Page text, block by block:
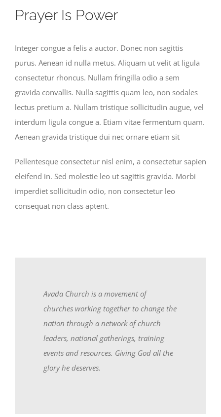
Prayer Is Power
Integer congue a felis a auctor. Donec non sagittis
purus. Aenean id nulla metus. Aliquam ut velit at ligula
consectetur rhoncus. Nullam fringilla odio a sem
gravida convallis. Nulla sagittis quam leo, non sodales
lectus pretium a. Nullam tristique sollicitudin augue, vel
interdum ligula congue a. Etiam vitae fermentum quam.
Aenean gravida tristique dui nec ornare etiam sit
Pellentesque consectetur nisl enim, a consectetur sapien
eleifend in. Sed molestie leo ut sagittis gravida. Morbi
imperdiet sollicitudin odio, non consectetur leo
consequat non class aptent.
Avada Church is a movement of
churches working together to change the
nation through a network of church
leaders, national gatherings, training
events and resources. Giving God all the
glory he deserves.